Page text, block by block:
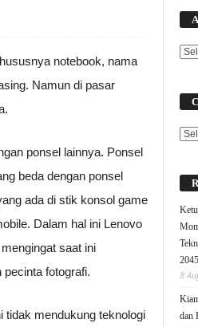
notebook, nama
Namun di pasar
ponsel lainnya. Ponsel
beda dengan ponsel
ada di stik konsol game
Dalam hal ini Lenovo
saat ini
fotografi.
tidak mendukung teknologi
2045
8
dan